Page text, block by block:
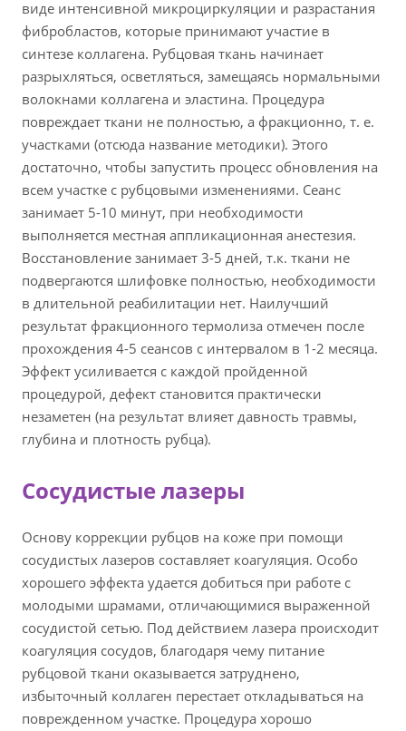
виде интенсивной микроциркуляции и разрастания
фибробластов, которые принимают участие в
синтезе коллагена. Рубцовая ткань начинает
разрыхляться, осветляться, замещаясь нормальными
волокнами коллагена и эластина. Процедура
повреждает ткани не полностью, а фракционно, т. е.
участками (отсюда название методики). Этого
достаточно, чтобы запустить процесс обновления на
всем участке с рубцовыми изменениями. Сеанс
занимает 5-10 минут, при необходимости
выполняется местная аппликационная анестезия.
Восстановление занимает 3-5 дней, т.к. ткани не
подвергаются шлифовке полностью, необходимости
в длительной реабилитации нет. Наилучший
результат фракционного термолиза отмечен после
прохождения 4-5 сеансов с интервалом в 1-2 месяца.
Эффект усиливается с каждой пройденной
процедурой, дефект становится практически
незаметен (на результат влияет давность травмы,
глубина и плотность рубца).
Сосудистые лазеры
Основу коррекции рубцов на коже при помощи
сосудистых лазеров составляет коагуляция. Особо
хорошего эффекта удается добиться при работе с
молодыми шрамами, отличающимися выраженной
сосудистой сетью. Под действием лазера происходит
коагуляция сосудов, благодаря чему питание
рубцовой ткани оказывается затруднено,
избыточный коллаген перестает откладываться на
поврежденном участке. Процедура хорошо